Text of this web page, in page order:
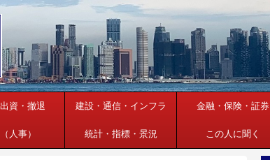
資・撤退 建設・通信・インフラ 金融・保険・証券
人事） 統計・指標・景況 この人に聞く